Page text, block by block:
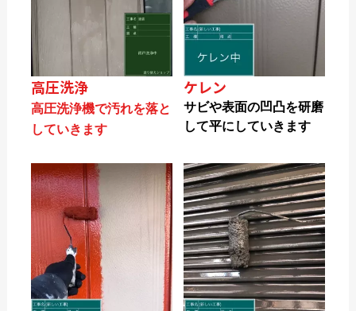
高圧洗浄
高圧洗浄機で汚れを落と
していきます
ケレン
サビや表面の凹凸を研磨
して平にしていきます